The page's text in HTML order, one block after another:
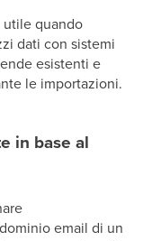
utile quando
dati con sistemi
esistenti e
le importazioni.
in base al
email di un